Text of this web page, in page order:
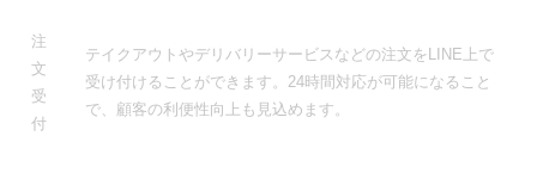
注
文
受
付
テイクアウトやデリバリーサービスなどの注文をLINE上で
受け付けることができます。24時間対応が可能になること
で、顧客の利便性向上も見込めます。